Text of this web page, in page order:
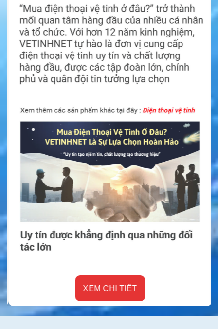
Model TT-CS-ICM166TW có thiết kế phù hợp cho bộ đàm
ICOM IC-A3, IC-A3E, IC-A22 và IC-A22E. Kích thước sản
phẩm là 2.9 x 2.25 x 1.41 inch. Trọng lượng khoảng 0.7 lb,
phù hợp với nhu cầu thay thế pin cho thiết bị liên lạc cầm
tay.
Pin có màu đen, dễ đồng bộ với thiết kế của nhiều thiết bị
làm pin dự phòng.
Người dùng nên bảo quản Pin Sạc Model TT-CS-
ICM166TW ICOM ở nơi khô ráo, tránh nhiệt độ quá cao và
tránh môi trường ẩm ướt trong thời gian dài. Không nên
dùng bộ sạc sai chuẩn vì có thể ảnh hưởng đến tuổi thọ
pin.
Mọi thắc mắc vui lòng liên hệ với Hotline0386.001.001
để được giải đáp chi tiết.
XEM CHI TIẾT